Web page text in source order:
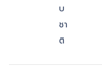
บ
ชา
ติ